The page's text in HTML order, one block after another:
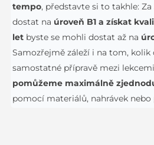
tempo, představte si to takhle: Za
dostat na úroveň B1 a získat
let byste se mohli dostat až na
Samozřejmě záleží i na tom, kolik
samostatné přípravě mezi
pomůžeme maximálně
pomocí materiálů, nahrávek